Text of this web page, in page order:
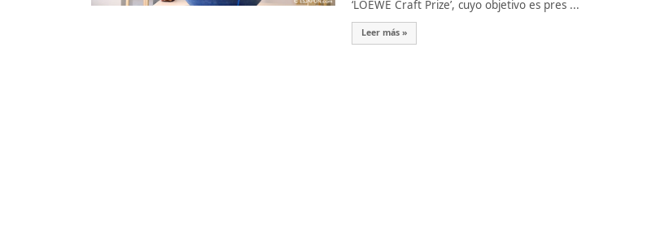
‘LOEWE Craft Prize’, cuyo objetivo es pres ...
Leer más »